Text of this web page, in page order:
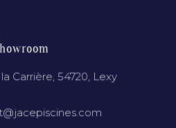
Carrière, 54720, Lexy